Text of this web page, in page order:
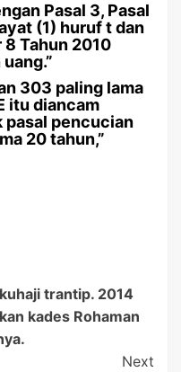
Pasal 3, Pasal
(1) huruf t dan
8 Tahun 2010
303 paling lama
itu diancam
pasal pencucian
20 tahun,”
trantip. 2014
kades Rohaman
Next